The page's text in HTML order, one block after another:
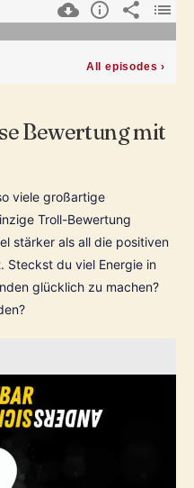
Bewertung mit
viele großartige
Troll-Bewertung
stärker als all die positiven
Steckst du viel Energie in
glücklich zu machen?